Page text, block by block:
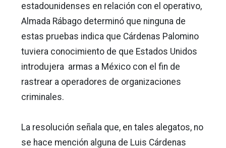
estadounidenses en relación con el operativo,
Almada Rábago determinó que ninguna de
estas pruebas indica que Cárdenas Palomino
tuviera conocimiento de que Estados Unidos
introdujera armas a México con el fin de
rastrear a operadores de organizaciones
criminales.
La resolución señala que, en tales alegatos, no
se hace mención alguna de Luis Cárdenas